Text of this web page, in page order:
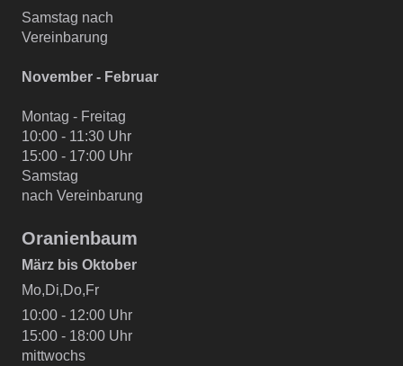
Samstag nach
Vereinbarung
November - Februar
Montag - Freitag
10:00 - 11:30 Uhr
15:00 - 17:00 Uhr
Samstag
nach Vereinbarung
Oranienbaum
März bis Oktober
Mo,Di,Do,Fr
10:00 - 12:00 Uhr
15:00 - 18:00 Uhr
mittwochs